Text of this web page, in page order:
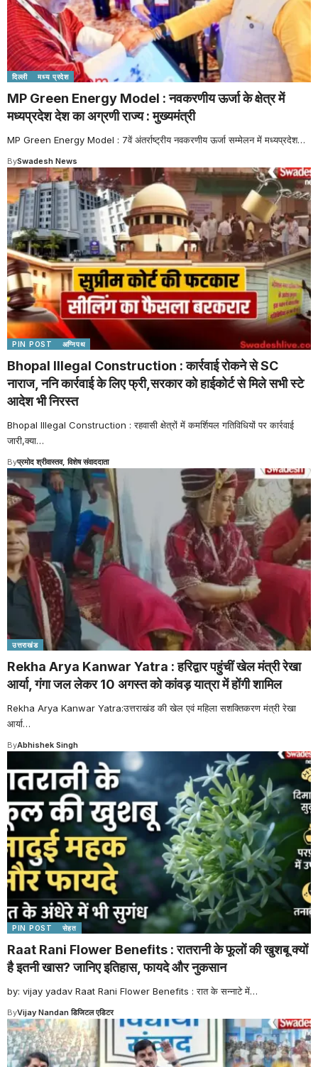
दिल्ली मध्य प्रदेश
MP Green Energy Model : नवकरणीय ऊर्जा के क्षेत्र में
मध्यप्रदेश देश का अग्रणी राज्य : मुख्यमंत्री
MP Green Energy Model : 7वें अंतर्राष्ट्रीय नवकरणीय ऊर्जा सम्मेलन में मध्यप्रदेश…
BySwadesh News
PIN POST अग्निपथ
Bhopal Illegal Construction : कार्रवाई रोकने से SC
नाराज, ननि कार्रवाई के लिए फ्री,सरकार को हाईकोर्ट से मिले सभी स्टे
आदेश भी निरस्त
Bhopal Illegal Construction : रहवासी क्षेत्रों में कमर्शियल गतिविधियों पर कार्रवाई
जारी,क्या…
Byप्रमोद श्रीवास्तव, विशेष संवाददाता
उत्तराखंड
Rekha Arya Kanwar Yatra : हरिद्वार पहुंचीं खेल मंत्री रेखा
आर्या, गंगा जल लेकर 10 अगस्त को कांवड़ यात्रा में होंगी शामिल
Rekha Arya Kanwar Yatra:उत्तराखंड की खेल एवं महिला सशक्तिकरण मंत्री रेखा
आर्या…
ByAbhishek Singh
PIN POST सेहत
Raat Rani Flower Benefits : रातरानी के फूलों की खुशबू क्यों
है इतनी खास? जानिए इतिहास, फायदे और नुकसान
by: vijay yadav Raat Rani Flower Benefits : रात के सन्नाटे में…
ByVijay Nandan डिजिटल एडिटर